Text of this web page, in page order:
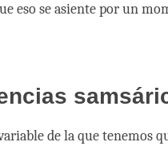
eso se asiente por un
de la que tenemos